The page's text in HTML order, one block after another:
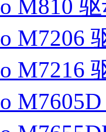
M810
M7206
M7216